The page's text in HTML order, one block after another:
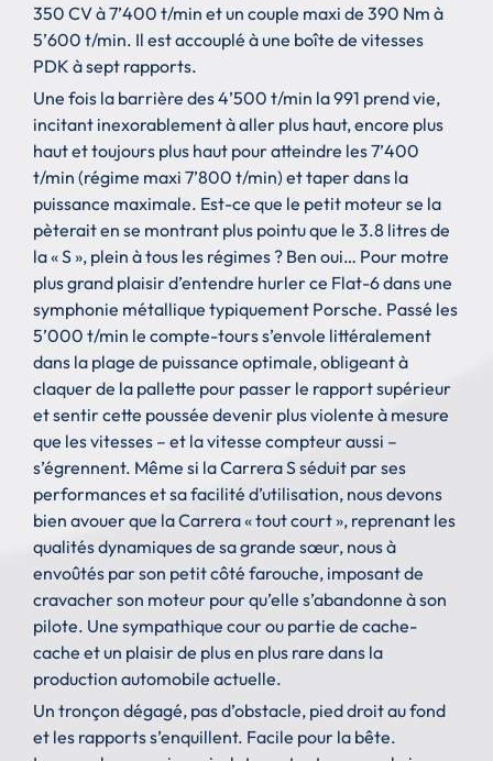
350 CV à 7’400 t/min et un couple maxi de 390 Nm à
5’600 t/min. Il est accouplé à une boîte de vitesses
PDK à sept rapports.
Une fois la barrière des 4’500 t/min la 991 prend vie,
incitant inexorablement à aller plus haut, encore plus
haut et toujours plus haut pour atteindre les 7’400
t/min (régime maxi 7’800 t/min) et taper dans la
puissance maximale. Est-ce que le petit moteur se la
pèterait en se montrant plus pointu que le 3.8 litres de
la « S », plein à tous les régimes ? Ben oui… Pour motre
plus grand plaisir d’entendre hurler ce Flat-6 dans une
symphonie métallique typiquement Porsche. Passé les
5’000 t/min le compte-tours s’envole littéralement
dans la plage de puissance optimale, obligeant à
claquer de la pallette pour passer le rapport supérieur
et sentir cette poussée devenir plus violente à mesure
que les vitesses – et la vitesse compteur aussi –
s’égrennent. Même si la Carrera S séduit par ses
performances et sa facilité d’utilisation, nous devons
bien avouer que la Carrera « tout court », reprenant les
qualités dynamiques de sa grande sœur, nous à
envoûtés par son petit côté farouche, imposant de
cravacher son moteur pour qu’elle s’abandonne à son
pilote. Une sympathique cour ou partie de cache-
cache et un plaisir de plus en plus rare dans la
production automobile actuelle.
Un tronçon dégagé, pas d’obstacle, pied droit au fond
et les rapports s’enquillent. Facile pour la bête.